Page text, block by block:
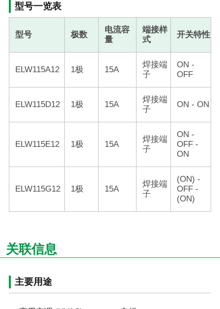
型号一览表
型号 极数
电流容
量
端接样
式
开关特性
ELW115A12 1极 15A
焊接端
子
ON -
OFF
ELW115D12 1极 15A
焊接端
子
ON - ON
ELW115E12 1极 15A
焊接端
子
ON -
OFF -
ON
ELW115G12 1极 15A
焊接端
子
(ON) -
OFF -
(ON)
关联信息
主要用途